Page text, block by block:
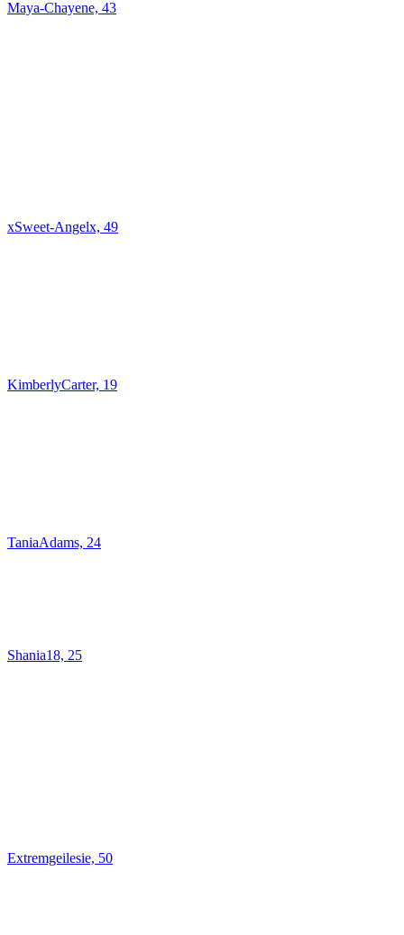
Maya-Chayene, 43
xSweet-Angelx, 49
KimberlyCarter, 19
TaniaAdams, 24
Shania18, 25
Extremgeilesie, 50